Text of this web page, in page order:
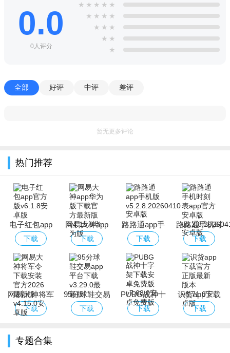
0.0
0人评分
★ ★ ★ ★ ★
★ ★ ★ ★
★ ★ ★
★ ★
★
全部 好评 中评 差评
暂无更多评论
热门推荐
电子红包app
官方版
下载
网易大神app
华为版下载官
方最新版
下载
路路通app手
机版
下载
路路通手机时
刻表app官方
安卓版
下载
网易大神将军
令下载安装官
下载
95分球鞋交易
app平台下载
下载
PUBG战神十
字架下载安卓
下载
识货app下载
官方正版最新
下载
专题合集